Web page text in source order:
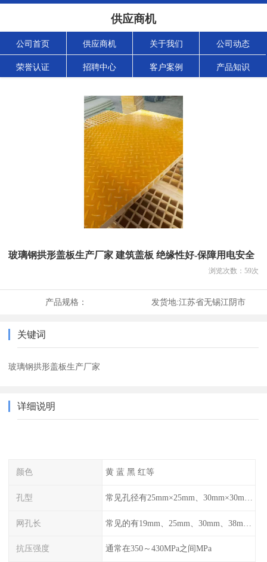
供应商机
公司首页 供应商机 关于我们 公司动态
荣誉认证 招聘中心 客户案例 产品知识
玻璃钢拱形盖板生产厂家 建筑盖板 绝缘性好-保障用电安全
浏览次数： 59次
产品规格： 发货地:江苏省无锡江阴市
关键词
玻璃钢拱形盖板生产厂家
详细说明
颜色 黄 蓝 黑 红等
孔型
网孔长
抗压强度 通常在350～430MPa之间MPa